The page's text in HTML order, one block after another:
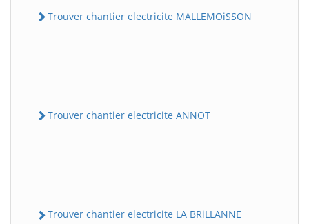
Trouver chantier electricite MALLEMOiSSON
Trouver chantier electricite ANNOT
Trouver chantier electricite LA BRiLLANNE